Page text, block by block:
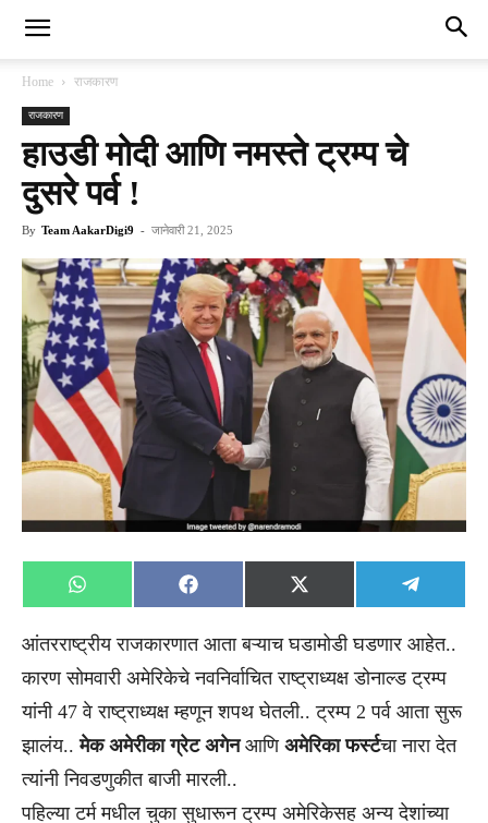
Home राजकारण
राजकारण
हाउडी मोदी आणि नमस्ते ट्रम्प चे
दुसरे पर्व !
By Team AakarDigi9 - जानेवारी 21, 2025
Share
on
WhatsApp
Share
on
Facebook
Share
on
X
(Twitter)
Share
on
आंतरराष्ट्रीय राजकारणात आता बऱ्याच घडामोडी घडणार आहेत..
कारण सोमवारी अमेरिकेचे नवनिर्वाचित राष्ट्राध्यक्ष डोनाल्ड ट्रम्प
यांनी 47 वे राष्ट्राध्यक्ष म्हणून शपथ घेतली.. ट्रम्प 2 पर्व आता सुरू
झालंय..मेक अमेरीका ग्रेट अगेनआणि अमेरिका फर्स्टचा नारा देत
त्यांनी निवडणुकीत बाजी मारली..
पहिल्या टर्म मधील चुका सुधारून ट्रम्प अमेरिकेसह अन्य देशांच्या